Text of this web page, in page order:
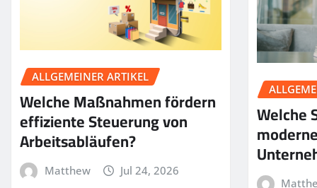
ALLGEMEINER ARTIKEL
Welche Maßnahmen fördern
effiziente Steuerung von
Arbeitsabläufen?
Matthew Jul 24, 2026
Welche